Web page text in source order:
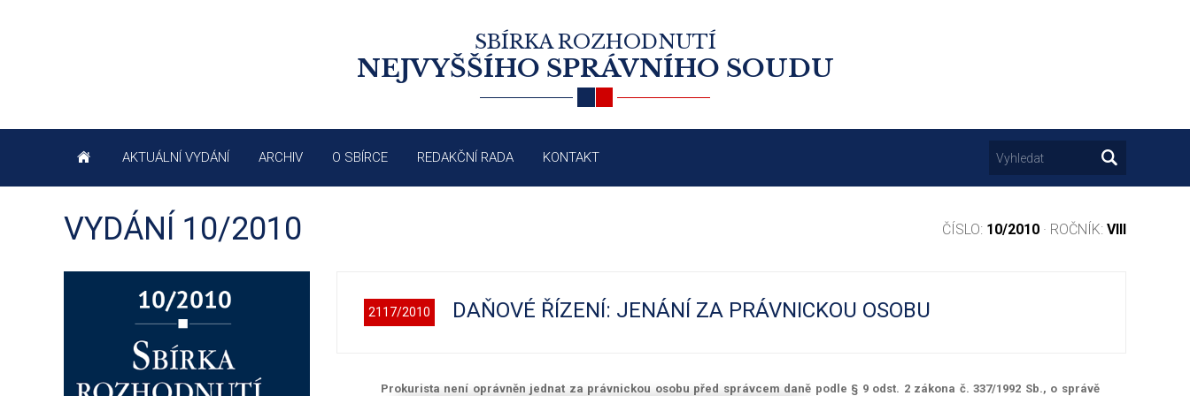
SBÍRKA ROZHODNUTÍ
NEJVYŠŠÍHO SPRÁVNÍHO SOUDU
AKTUÁLNÍ VYDÁNÍ ARCHIV O SBÍRCE REDAKČNÍ RADA KONTAKT
VYDÁNÍ 10/2010 ČÍSLO: 10/2010 · ROČNÍK: VIII
2117/2010 DAŇOVÉ ŘÍZENÍ: JENÁNÍ ZA PRÁVNICKOU OSOBU
Prokurista není oprávněn jednat za právnickou osobu před správcem daně podle § 9 odst. 2 zákona č. 337/1992 Sb., o správě